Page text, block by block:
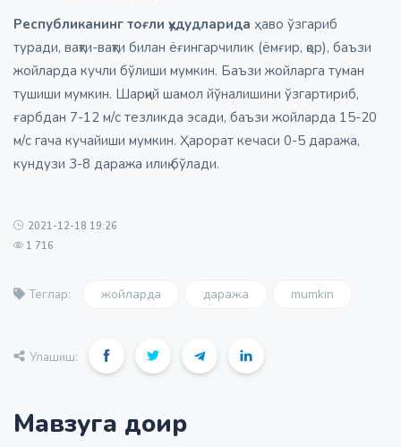
Республиканинг тоғли ҳудудларида ҳаво ўзгариб
туради, вақти-вақти билан ёғингарчилик (ёмғир, қор), баъзи
жойларда кучли бўлиши мумкин. Баъзи жойларга туман
тушиши мумкин. Шарқий шамол йўналишини ўзгартириб,
ғарбдан 7-12 м/с тезликда эсади, баъзи жойларда 15-20
м/с гача кучайиши мумкин. Ҳарорат кечаси 0-5 даража,
кундузи 3-8 даража илиқ бўлади.
2021-12-18 19:26
1 716
Теглар: жойларда даража mumkin
Улашиш:
Мавзуга доир